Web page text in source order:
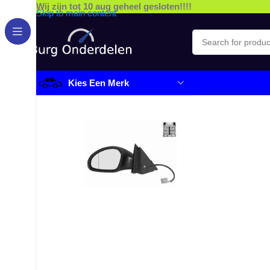
Skip to main content
Wij zijn tot 10 aug geheel gesloten!!!!
Kies Een Merk